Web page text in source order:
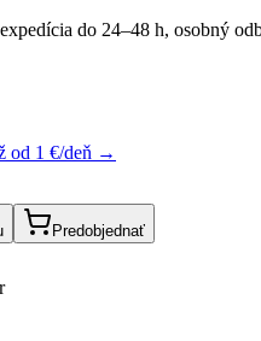
do 24–48 h, osobný
od 1 €/deň →
Predobjednať